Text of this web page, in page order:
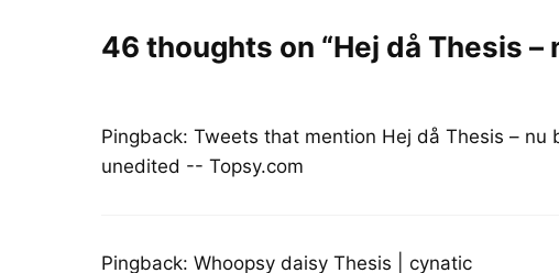
46 thoughts on “Hej då Thesis
Pingback: Tweets that mention Hej då Thesis –
unedited -- Topsy.com
Pingback: Whoopsy daisy Thesis | cynatic